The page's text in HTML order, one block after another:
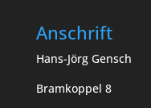
Anschrift
Hans-Jörg Gensch
Bramkoppel 8